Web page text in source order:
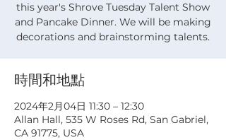
this year's Shrove Tuesday Talent Show
and Pancake Dinner. We will be making
decorations and brainstorming talents.
時間和地點
2024年2月04日 11:30 – 12:30
Allan Hall, 535 W Roses Rd, San Gabriel,
CA 91775, USA